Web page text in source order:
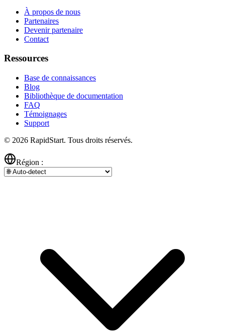
À propos de nous
Partenaires
Devenir partenaire
Contact
Ressources
Base de connaissances
Blog
Bibliothèque de documentation
FAQ
Témoignages
Support
© 2026 RapidStart. Tous droits réservés.
Région :